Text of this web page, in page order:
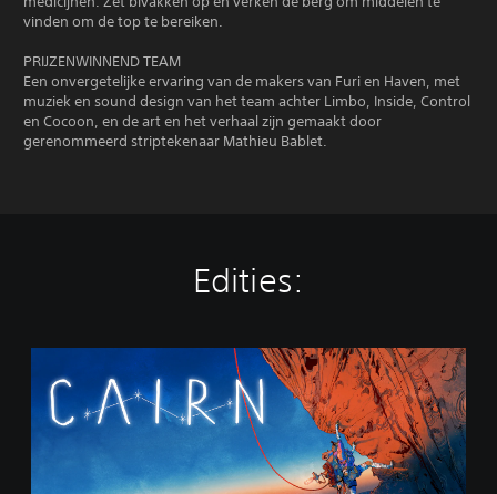
vinden om de top te bereiken.
PRIJZENWINNEND TEAM
Een onvergetelijke ervaring van de makers van Furi en Haven, met
muziek en sound design van het team achter Limbo, Inside, Control
en Cocoon, en de art en het verhaal zijn gemaakt door
gerenommeerd striptekenaar Mathieu Bablet.
Edities: